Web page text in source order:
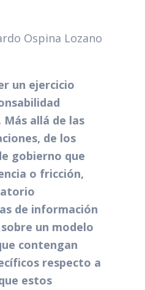
Ospina Lozano
un ejercicio
allá de las
de los
gobierno que
o fricción,
de información
un modelo
contengan
respecto a
estos